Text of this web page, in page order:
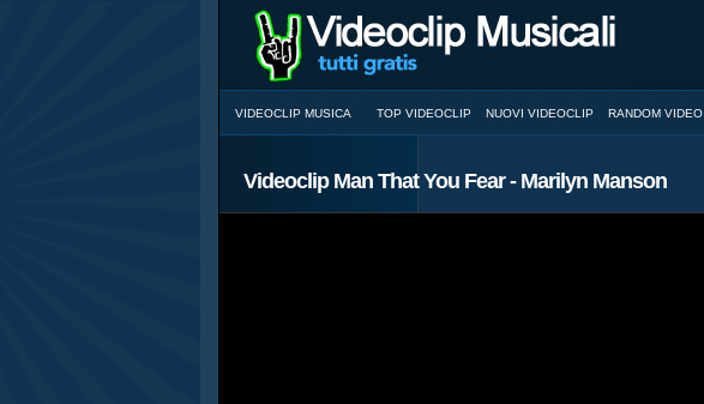
VIDEOCLIP MUSICA TOP VIDEOCLIP NUOVI VIDEOCLIP RANDOM VIDEO
Videoclip Man That You Fear - Marilyn Manson